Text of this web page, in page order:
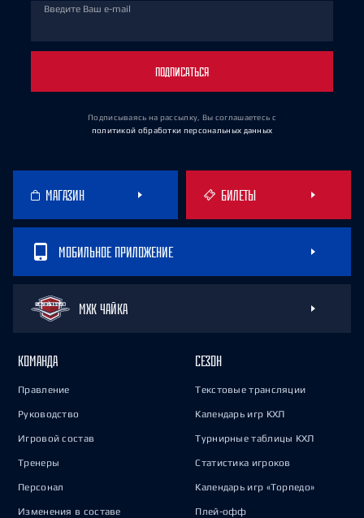
Введите Ваш e-mail
ПОДПИСАТЬСЯ
Подписываясь на рассылку, Вы соглашаетесь с
политикой обработки персональных данных
МАГАЗИН БИЛЕТЫ
МОБИЛЬНОЕ ПРИЛОЖЕНИЕ
МХК ЧАЙКА
КОМАНДА
Правление
Руководство
Игровой состав
Тренеры
Персонал
Изменения в составе
СЕЗОН
Текстовые трансляции
Календарь игр КХЛ
Турнирные таблицы КХЛ
Статистика игроков
Календарь игр «Торпедо»
Плей-офф